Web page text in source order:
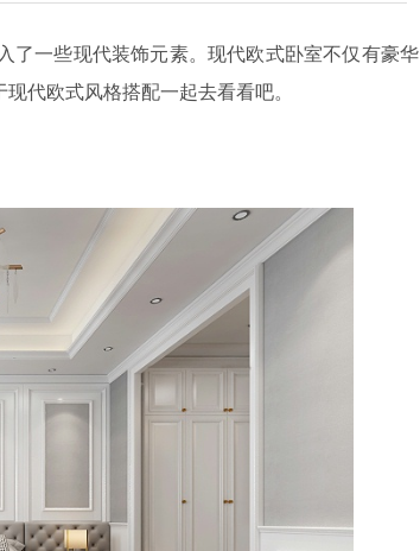
了一些现代装饰元素。现代欧式卧室不仅有豪华
代欧式风格搭配一起去看看吧。